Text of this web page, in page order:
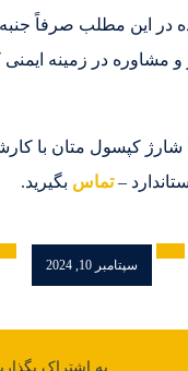
در این مطلب صرفاً
مشاوره در زمینه
شارژ کپسول متان با
–تماس بگیرید.
سپتامبر 10, 2024